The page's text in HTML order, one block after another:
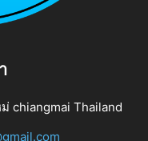
ม่ chiangmai Thailand